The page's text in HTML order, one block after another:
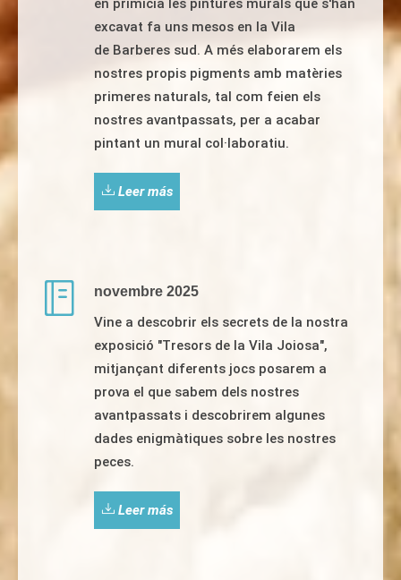
en primícia les pintures murals que s'han
excavat fa uns mesos en la Vila
de Barberes sud. A més elaborarem els
nostres propis pigments amb matèries
primeres naturals, tal com feien els
nostres avantpassats, per a acabar
pintant un mural col·laboratiu.
Leer más
novembre 2025
Vine a descobrir els secrets de la nostra
exposició "Tresors de la Vila Joiosa",
mitjançant diferents jocs posarem a
prova el que sabem dels nostres
avantpassats i descobrirem algunes
dades enigmàtiques sobre les nostres
peces.
Leer más